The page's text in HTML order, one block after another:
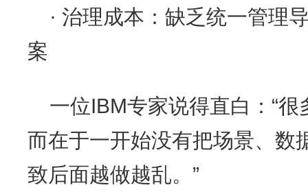
· 治理成本：缺乏统一管理
案
一位IBM专家说得直白：“
而在于一开始没有把场景、数
致后面越做越乱。”